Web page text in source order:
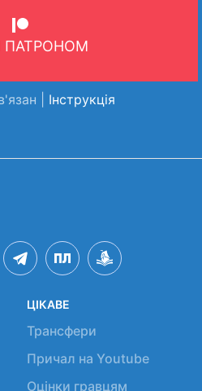
ПАТРОНОМ
| Інструкція
ЦІКАВЕ
Трансфери
Причал на Youtube
Оцінки гравцям